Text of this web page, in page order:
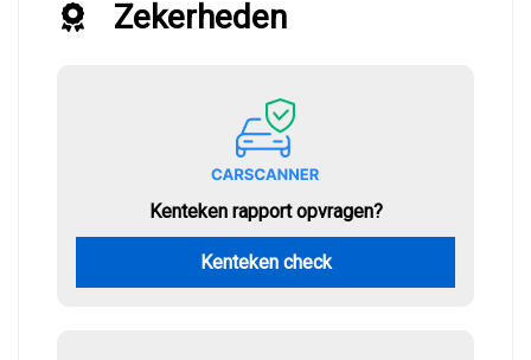
Zekerheden
Kenteken rapport opvragen?
Kenteken check